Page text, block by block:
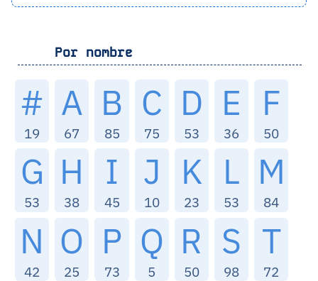
Por nombre
#
19
A
67
B
85
C
75
D
53
E
36
F
50
G
53
H
38
I
45
J
10
K
23
L
53
M
84
N
42
O
25
P
73
Q
5
R
50
S
98
T
72